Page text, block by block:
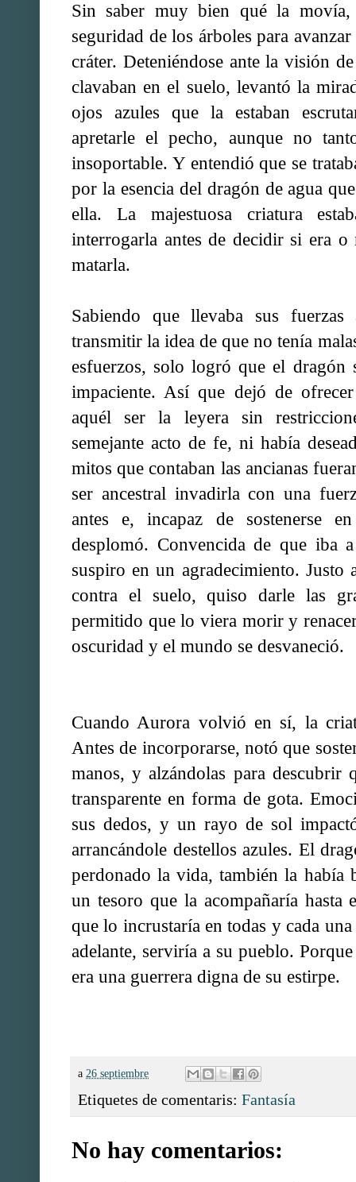
Sin saber muy bien qué la
seguridad de los árboles para
cráter. Deteniéndose ante la visión
clavaban en el suelo, levantó la
ojos azules que la estaban
apretarle el pecho, aunque no
insoportable. Y entendió que se
por la esencia del dragón de agua
ella. La majestuosa criatura
interrogarla antes de decidir si era
matarla.
Sabiendo que llevaba sus
transmitir la idea de que no tenía
esfuerzos, solo logró que el dragón
impaciente. Así que dejó de
aquél ser la leyera sin
semejante acto de fe, ni había
mitos que contaban las ancianas
ser ancestral invadirla con una
antes e, incapaz de sostenerse
desplomó. Convencida de que iba
suspiro en un agradecimiento. Justo
contra el suelo, quiso darle las
permitido que lo viera morir y
oscuridad y el mundo se desvaneció.
Cuando Aurora volvió en sí, la
Antes de incorporarse, notó que
manos, y alzándolas para descubrir
transparente en forma de gota.
sus dedos, y un rayo de sol
arrancándole destellos azules. El
perdonado la vida, también la había
un tesoro que la acompañaría
que lo incrustaría en todas y cada
adelante, serviría a su pueblo.
era una guerrera digna de su estirpe.
a 26 septiembre
Etiquetes de comentaris: Fantasía
No hay comentarios: